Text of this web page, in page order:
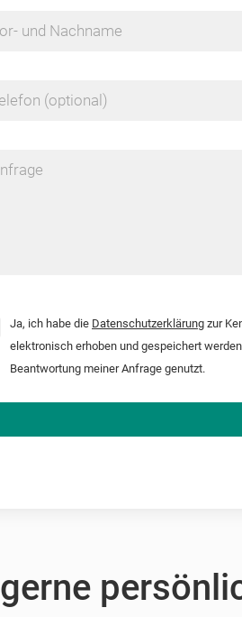
und Nachname
(optional)
Ja, ich habe die Datenschutzerklärung zur
elektronisch erhoben und gespeichert
Beantwortung meiner Anfrage genutzt.
ausfüllen.